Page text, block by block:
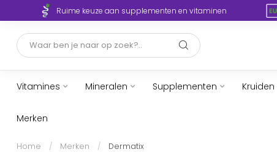
Ruime keuze aan supplementen en vitaminen
Vitamines Mineralen Supplementen Kruiden
Merken
Home / Merken / Dermatix